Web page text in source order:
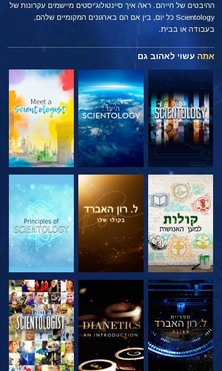
ההיבטים של חייהם. ראה איך סיינטולוג'יסטים מיישמים עקרונות של
Scientology כל יום, בין אם הם בארגונים המקומיים שלהם,
בעבודה או בבית.
אתה עשוי לאהוב גם
בדוק את הסדרה בדוק את הסדרה בדוק את הסדרה
בדוק את הסדרה בדוק את הסדרה צפה